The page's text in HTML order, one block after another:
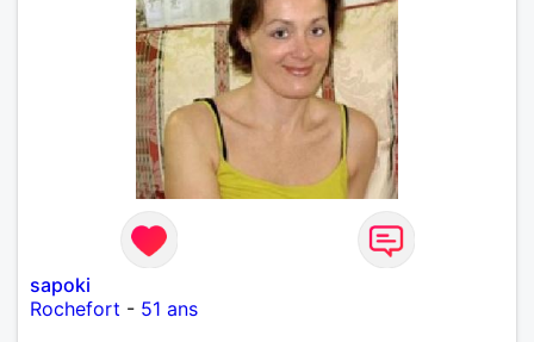
sapoki
Rochefort - 51 ans